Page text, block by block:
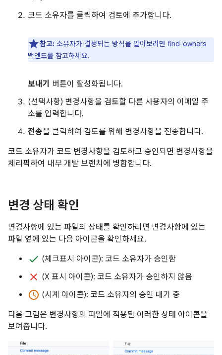
코드 소유자를 클릭하여 검토에 추가합니다.
참고: 소유자가 결정되는 방식을 알아보려면 find-owners
백엔드를 참고하세요.
보내기 버튼이 활성화됩니다.
(선택사항) 변경사항을 검토할 다른 사용자의 이메일 주
소를 입력합니다.
전송을 클릭하여 검토를 위해 변경사항을 전송합니다.
코드 소유자가 코드 변경사항을 검토하고 승인되면 변경사항을
체리픽하여 내부 개발 브랜치에 병합합니다.
변경 상태 확인
변경사항에 있는 파일의 상태를 확인하려면 변경사항에 있는
파일 옆에 있는 다음 아이콘을 확인하세요.
done (체크표시 아이콘): 코드 소유자가 승인함
clear (X 표시 아이콘): 코드 소유자가 승인하지 않음
access_time (시계 아이콘): 코드 소유자의 승인 대기 중
다음 그림은 변경사항의 파일에 적용된 이러한 상태 아이콘을
보여줍니다.